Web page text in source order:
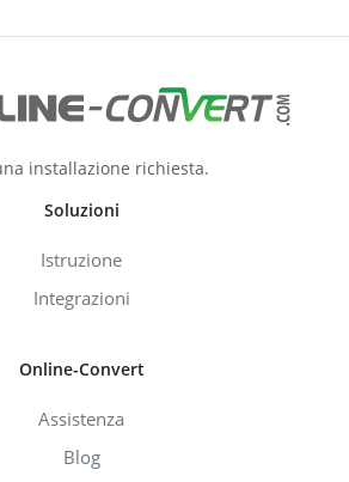
installazione richiesta.
Soluzioni
Istruzione
Integrazioni
Online-Convert
Assistenza
Blog